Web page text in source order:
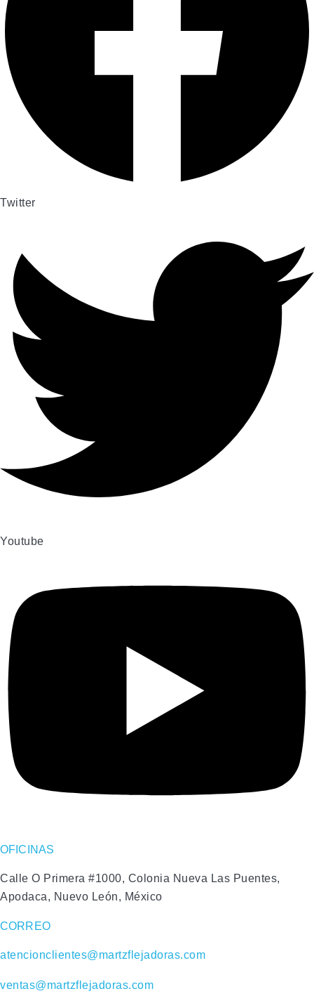
Twitter
Youtube
OFICINAS
Calle O Primera #1000, Colonia Nueva Las Puentes,
Apodaca, Nuevo León, México
CORREO
atencionclientes@martzflejadoras.com
ventas@martzflejadoras.com